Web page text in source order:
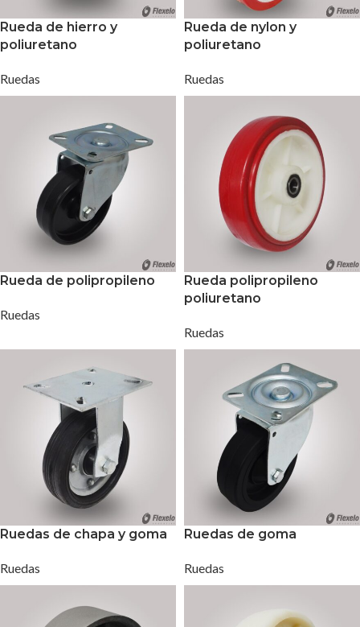
Rueda de hierro y
poliuretano
Ruedas
Rueda de nylon y
poliuretano
Ruedas
Rueda de polipropileno
Ruedas
Rueda polipropileno
poliuretano
Ruedas
Ruedas de chapa y goma
Ruedas
Ruedas de goma
Ruedas